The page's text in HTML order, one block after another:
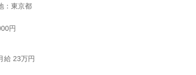
：東京都
円
給 23万円